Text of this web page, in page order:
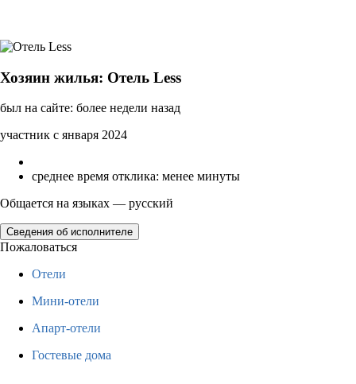
Хозяин жилья: Отель Less
был на сайте: более недели назад
участник с января 2024
среднее время отклика: менее минуты
Общается на языках — русский
Сведения об исполнителе
Пожаловаться
Отели
Мини-отели
Апарт-отели
Гостевые дома